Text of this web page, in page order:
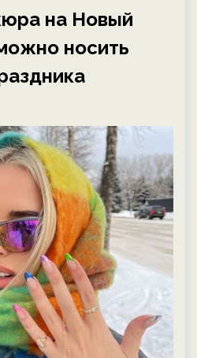
на Новый
носить